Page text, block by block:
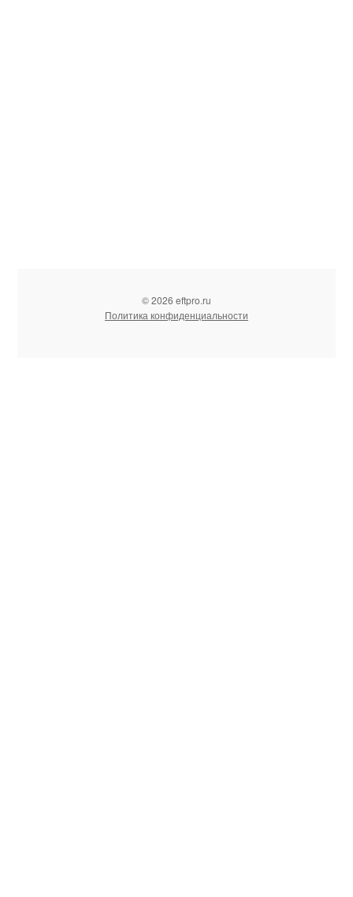
© 2026 eftpro.ru
Политика конфиденциальности